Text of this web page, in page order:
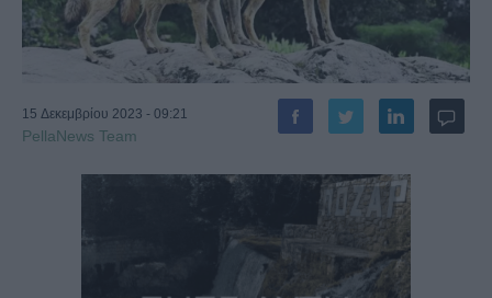
15 Δεκεμβρίου 2023 - 09:21
PellaNews Team